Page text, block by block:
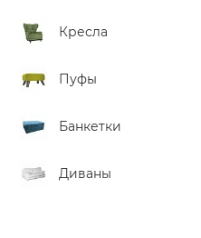
Кресла
Пуфы
Банкетки
Диваны